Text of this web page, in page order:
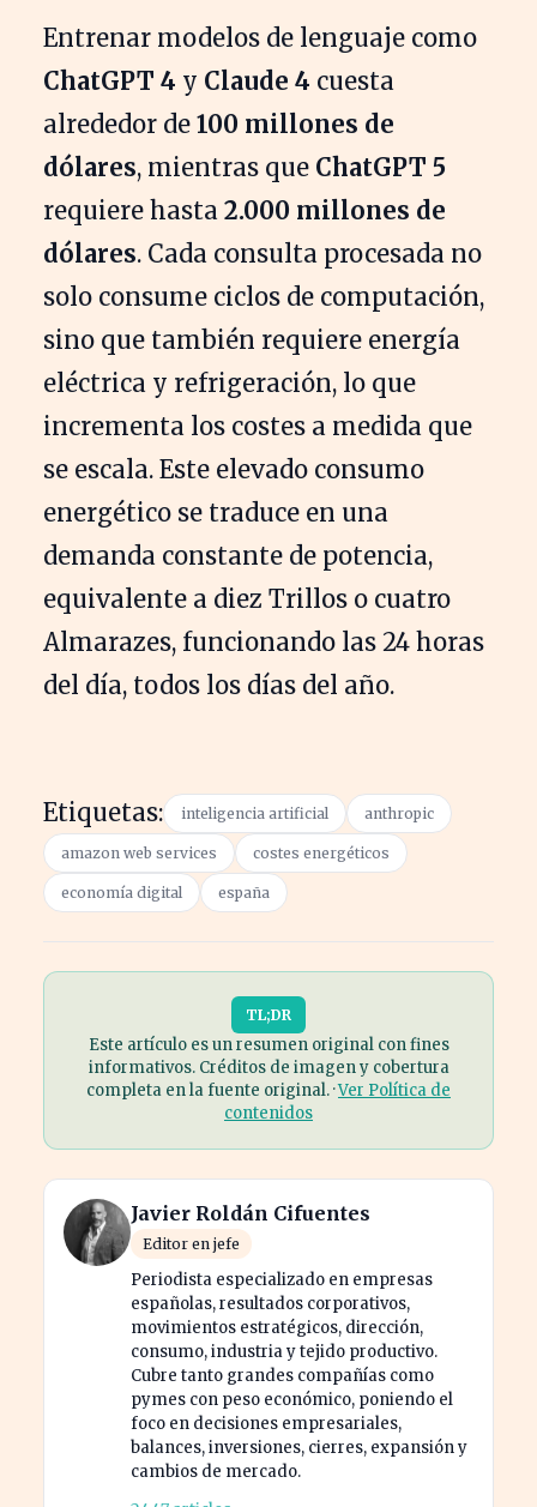
Entrenar modelos de lenguaje como
ChatGPT 4 y Claude 4 cuesta
alrededor de 100 millones de
dólares, mientras que ChatGPT 5
requiere hasta 2.000 millones de
dólares. Cada consulta procesada no
solo consume ciclos de computación,
sino que también requiere energía
eléctrica y refrigeración, lo que
incrementa los costes a medida que
se escala. Este elevado consumo
energético se traduce en una
demanda constante de potencia,
equivalente a diez Trillos o cuatro
Almarazes, funcionando las 24 horas
del día, todos los días del año.
Etiquetas: inteligencia artificial anthropic
amazon web services costes energéticos
economía digital españa
TL;DR
Este artículo es un resumen original con fines
informativos. Créditos de imagen y cobertura
completa en la fuente original. ·Ver Política de
contenidos
Javier Roldán Cifuentes
Editor en jefe
Periodista especializado en empresas
españolas, resultados corporativos,
movimientos estratégicos, dirección,
consumo, industria y tejido productivo.
Cubre tanto grandes compañías como
pymes con peso económico, poniendo el
foco en decisiones empresariales,
balances, inversiones, cierres, expansión y
cambios de mercado.